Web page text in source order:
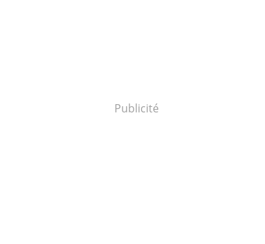
Publicité